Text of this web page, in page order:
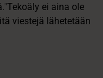
ei aina ole
viestejä lähetetään